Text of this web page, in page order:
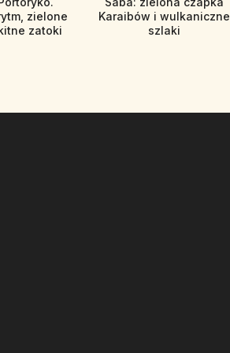
zielone
zatoki
Karaibów i wulkaniczne
szlaki